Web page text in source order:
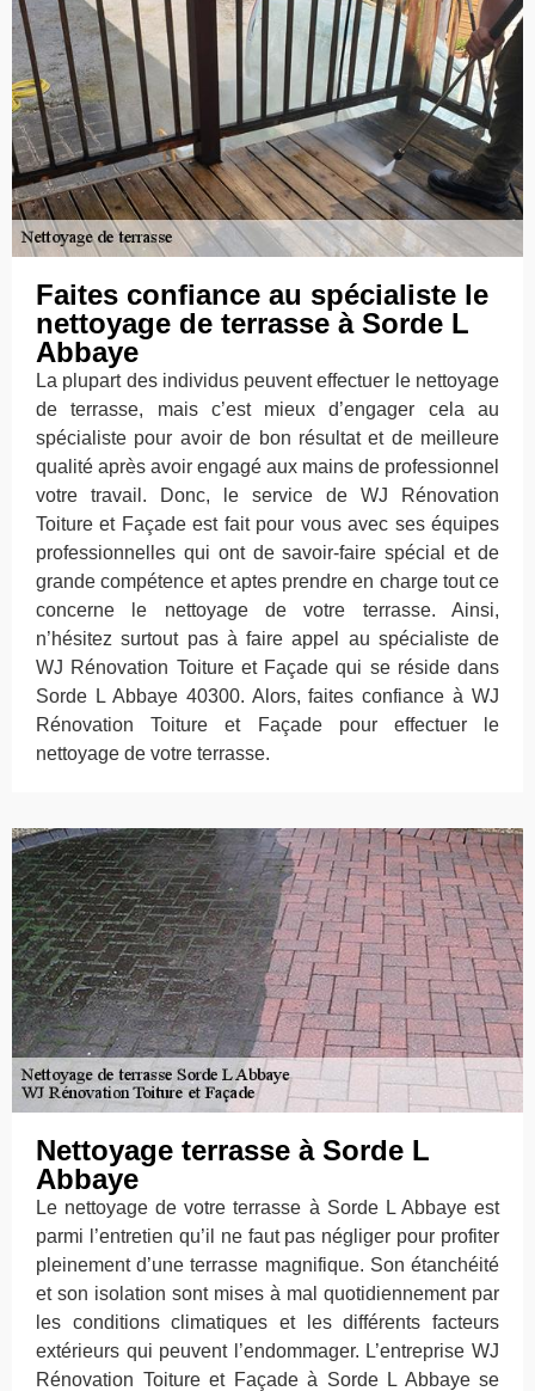
Faites confiance au spécialiste le
nettoyage de terrasse à Sorde L
Abbaye
La plupart des individus peuvent effectuer le nettoyage
de terrasse, mais c’est mieux d’engager cela au
spécialiste pour avoir de bon résultat et de meilleure
qualité après avoir engagé aux mains de professionnel
votre travail. Donc, le service de WJ Rénovation
Toiture et Façade est fait pour vous avec ses équipes
professionnelles qui ont de savoir-faire spécial et de
grande compétence et aptes prendre en charge tout ce
concerne le nettoyage de votre terrasse. Ainsi,
n’hésitez surtout pas à faire appel au spécialiste de
WJ Rénovation Toiture et Façade qui se réside dans
Sorde L Abbaye 40300. Alors, faites confiance à WJ
Rénovation Toiture et Façade pour effectuer le
nettoyage de votre terrasse.
Nettoyage terrasse à Sorde L
Abbaye
Le nettoyage de votre terrasse à Sorde L Abbaye est
parmi l’entretien qu’il ne faut pas négliger pour profiter
pleinement d’une terrasse magnifique. Son étanchéité
et son isolation sont mises à mal quotidiennement par
les conditions climatiques et les différents facteurs
extérieurs qui peuvent l’endommager. L’entreprise WJ
Rénovation Toiture et Façade à Sorde L Abbaye se